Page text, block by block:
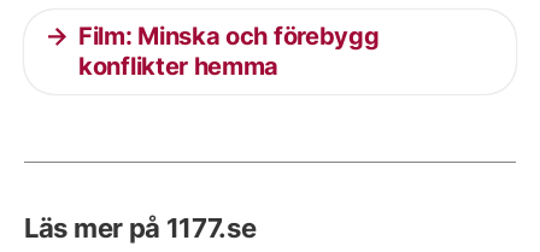
Film: Minska och förebygg
konflikter hemma
Läs mer på 1177.se